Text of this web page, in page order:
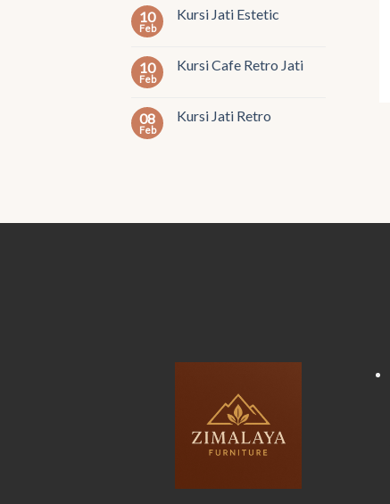
10
Feb
Kursi Jati Estetic
10
Feb
Kursi Cafe Retro Jati
08
Feb
Kursi Jati Retro